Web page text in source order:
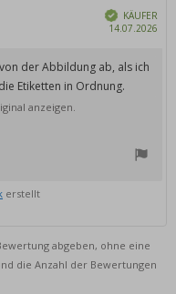
Verifiziert
KÄUFER
14.07.2026
der Abbildung ab, als ich
Etiketten in Ordnung.
anzeigen.
erstellt
abgeben, ohne eine
die Anzahl der Bewertungen